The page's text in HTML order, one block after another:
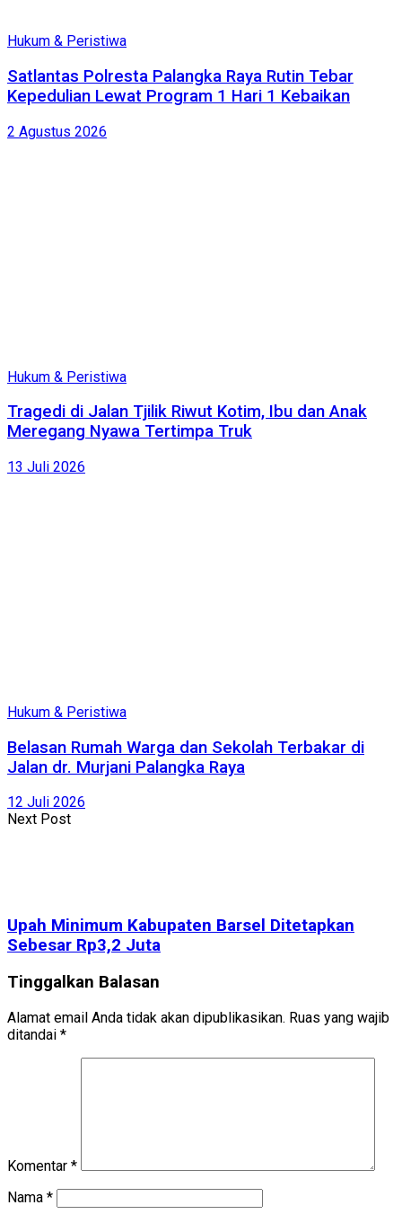
Hukum & Peristiwa
Satlantas Polresta Palangka Raya Rutin Tebar
Kepedulian Lewat Program 1 Hari 1 Kebaikan
2 Agustus 2026
Hukum & Peristiwa
Tragedi di Jalan Tjilik Riwut Kotim, Ibu dan Anak
Meregang Nyawa Tertimpa Truk
13 Juli 2026
Hukum & Peristiwa
Belasan Rumah Warga dan Sekolah Terbakar di
Jalan dr. Murjani Palangka Raya
12 Juli 2026
Next Post
Upah Minimum Kabupaten Barsel Ditetapkan
Sebesar Rp3,2 Juta
Tinggalkan Balasan
Alamat email Anda tidak akan dipublikasikan. Ruas yang wajib
ditandai *
Komentar *
Nama *